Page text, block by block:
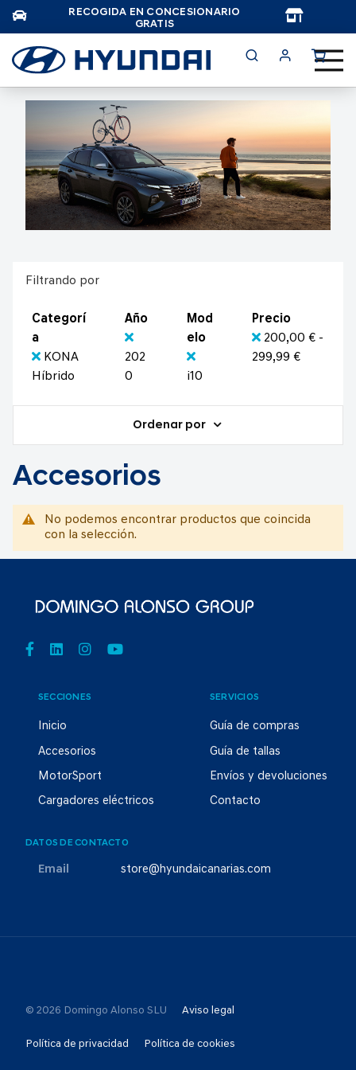
RECOGIDA EN CONCESIONARIO
GRATIS
Filtrando por
Categorí
a
KONA
Híbrido
Año
202
0
Mod
elo
i10
Precio
200,00 € -
299,99 €
Ordenar por
Accesorios
No podemos encontrar productos que coincida
con la selección.
SECCIONES
Inicio
Accesorios
MotorSport
Cargadores eléctricos
SERVICIOS
Guía de compras
Guía de tallas
Envíos y devoluciones
Contacto
DATOS DE CONTACTO
Email store@hyundaicanarias.com
© 2026 Domingo Alonso SLU Aviso legal
Política de privacidad Política de cookies